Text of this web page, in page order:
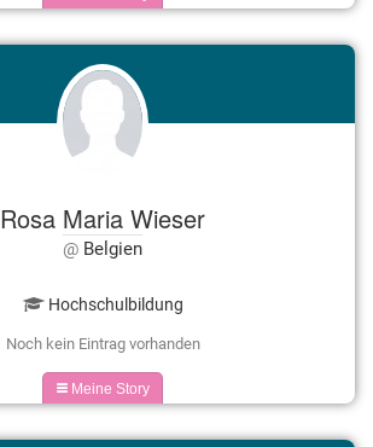
Rosa Maria Wieser
Belgien
Hochschulbildung
Noch kein Eintrag vorhanden
Meine Story